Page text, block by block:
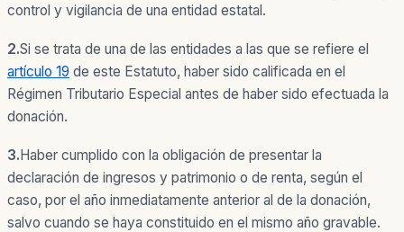
control y vigilancia de una entidad estatal.
2.Si se trata de una de las entidades a las que se refiere el
artículo 19 de este Estatuto, haber sido calificada en el
Régimen Tributario Especial antes de haber sido efectuada la
donación.
3.Haber cumplido con la obligación de presentar la
declaración de ingresos y patrimonio o de renta, según el
caso, por el año inmediatamente anterior al de la donación,
salvo cuando se haya constituido en el mismo año gravable.